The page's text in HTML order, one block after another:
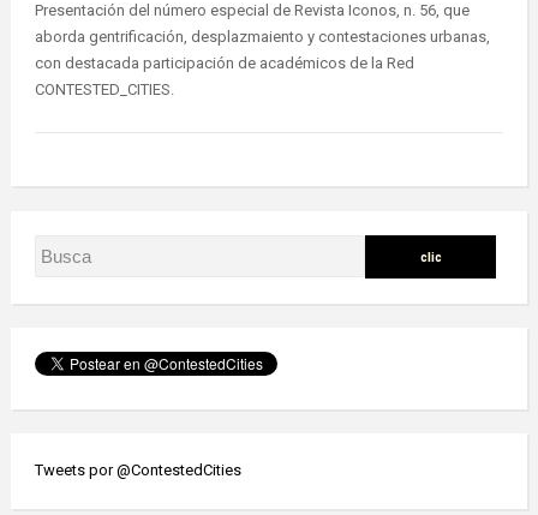
Presentación del número especial de Revista Iconos, n. 56, que
aborda gentrificación, desplazmaiento y contestaciones urbanas,
con destacada participación de académicos de la Red
CONTESTED_CITIES.
Tweets por @ContestedCities